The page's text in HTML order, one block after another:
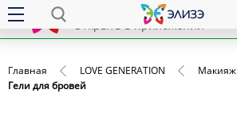
x
Открыть в приложении
Главная LOVE GENERATION Макияж
Гели для бровей